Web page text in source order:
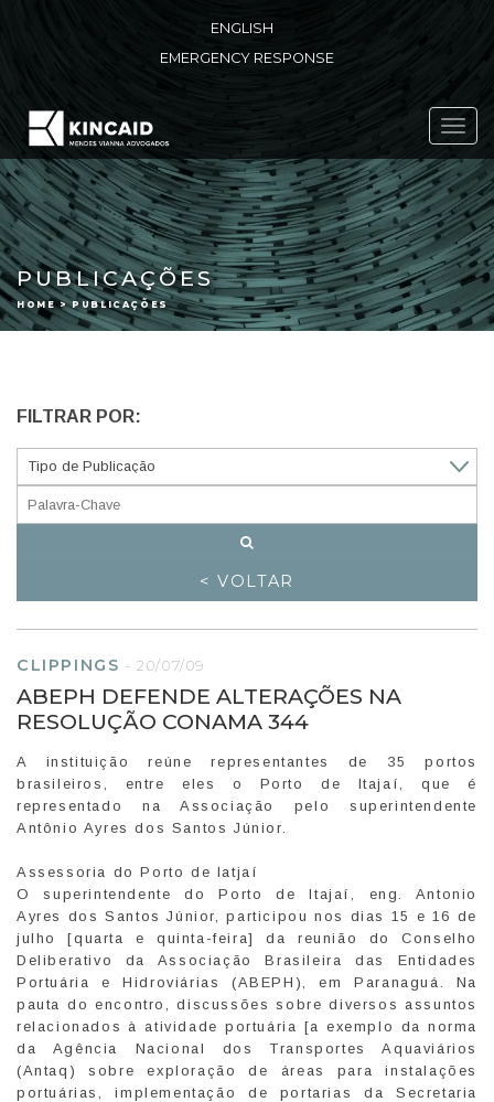
ENGLISH
EMERGENCY RESPONSE
PUBLICAÇÕES
HOME > PUBLICAÇÕES
FILTRAR POR:
< VOLTAR
CLIPPINGS - 20/07/09
ABEPH DEFENDE ALTERAÇÕES NA
RESOLUÇÃO CONAMA 344
A instituição reúne representantes de 35 portos
brasileiros, entre eles o Porto de Itajaí, que é
representado na Associação pelo superintendente
Antônio Ayres dos Santos Júnior.
Assessoria do Porto de Iatjaí
O superintendente do Porto de Itajaí, eng. Antonio
Ayres dos Santos Júnior, participou nos dias 15 e 16 de
julho [quarta e quinta-feira] da reunião do Conselho
Deliberativo da Associação Brasileira das Entidades
Portuária e Hidroviárias (ABEPH), em Paranaguá. Na
pauta do encontro, discussões sobre diversos assuntos
relacionados à atividade portuária [a exemplo da norma
da Agência Nacional dos Transportes Aquaviários
(Antaq) sobre exploração de áreas para instalações
portuárias, implementação de portarias da Secretaria